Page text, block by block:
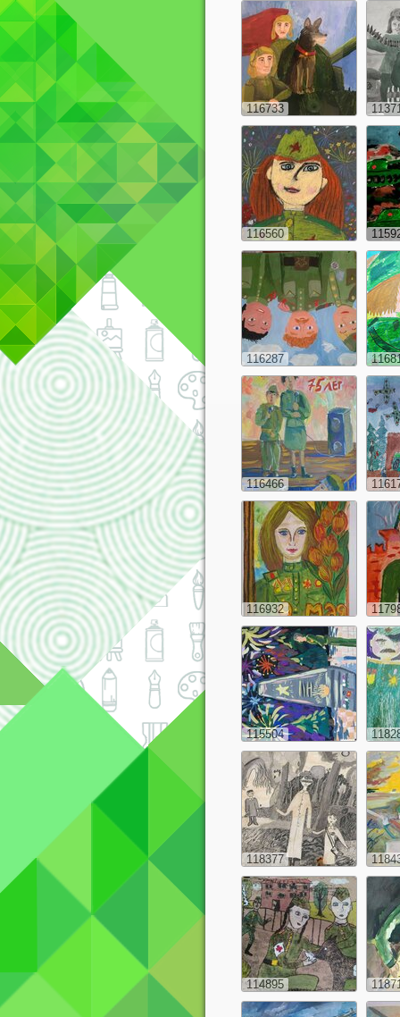
116733
116560
116287
116466
116932
115504
118377
114895